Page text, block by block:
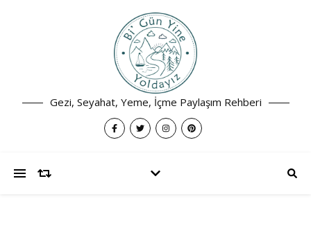
Gezi, Seyahat, Yeme, İçme Paylaşım Rehberi